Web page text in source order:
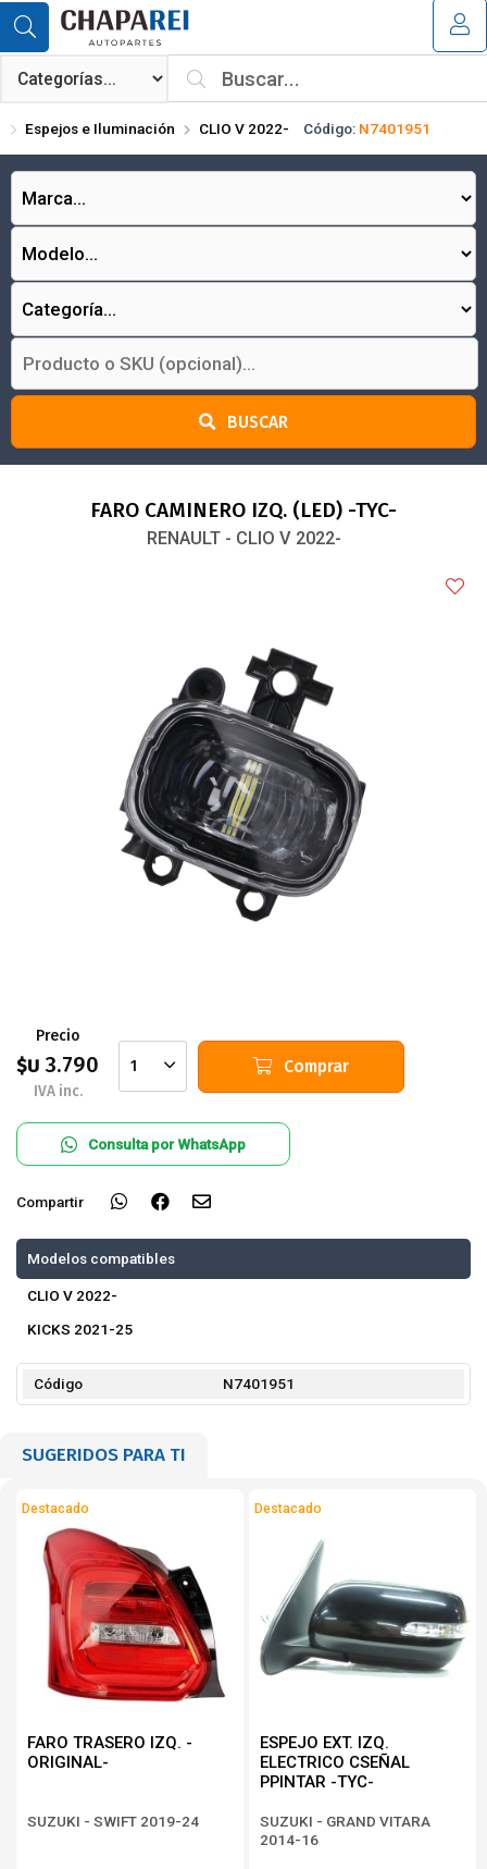
Compartir por email
¿Tienes cupón de descuento?
Espejos e Iluminación CLIO V 2022- Código: N7401951
BUSCAR
FARO CAMINERO IZQ. (LED) -TYC-
RENAULT - CLIO V 2022-
Precio
$U 3.790
IVA inc.
1 Comprar
Consulta por WhatsApp
Compartir
Modelos compatibles
CLIO V 2022-
KICKS 2021-25
Código N7401951
SUGERIDOS PARA TI
Destacado
FARO TRASERO IZQ. -
ORIGINAL-
SUZUKI - SWIFT 2019-24
Destacado
ESPEJO EXT. IZQ.
ELECTRICO CSEÑAL
PPINTAR -TYC-
SUZUKI - GRAND VITARA
2014-16